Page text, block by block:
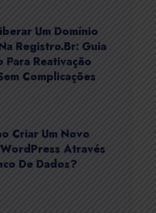
Um Domínio
Registro.br: Guia
Para Reativação
Complicações
Criar Um Novo
Através
De Dados?